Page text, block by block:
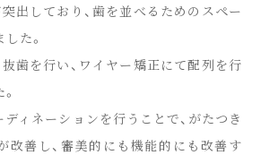
出しており、歯を並べるためのスペー
た。
歯を行い、ワイヤー矯正にて配列を行
ディネーションを行うことで、がたつき
改善し、審美的にも機能的にも改善す